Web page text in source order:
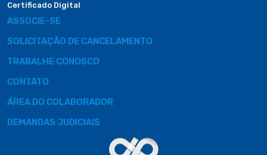
Certificado Digital
ASSOCIE-SE
SOLICITAÇÃO DE CANCELAMENTO
TRABALHE CONOSCO
CONTATO
ÁREA DO COLABORADOR
DEMANDAS JUDICIAIS